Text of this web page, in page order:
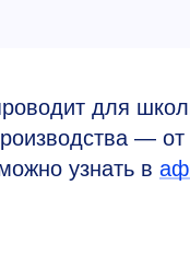
для
—
узнать в